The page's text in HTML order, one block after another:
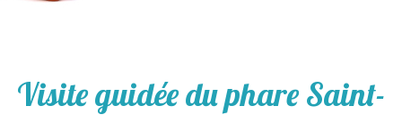
Visite guidée du phare Saint-